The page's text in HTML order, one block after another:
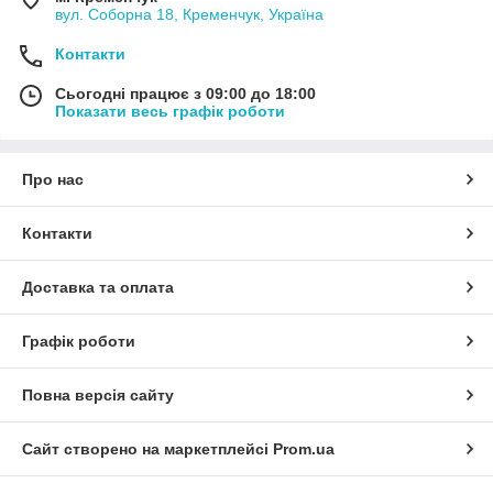
вул. Соборна 18, Кременчук, Україна
Контакти
Сьогодні працює з 09:00 до 18:00
Показати весь графік роботи
Про нас
Контакти
Доставка та оплата
Графік роботи
Повна версія сайту
Сайт створено на маркетплейсі Prom.ua